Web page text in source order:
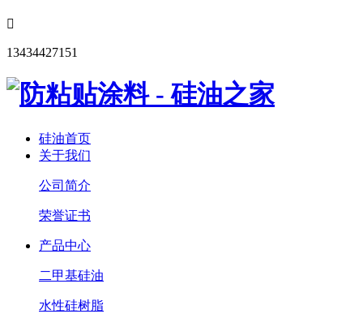

13434427151
硅油首页
关于我们
公司简介
荣誉证书
产品中心
二甲基硅油
水性硅树脂